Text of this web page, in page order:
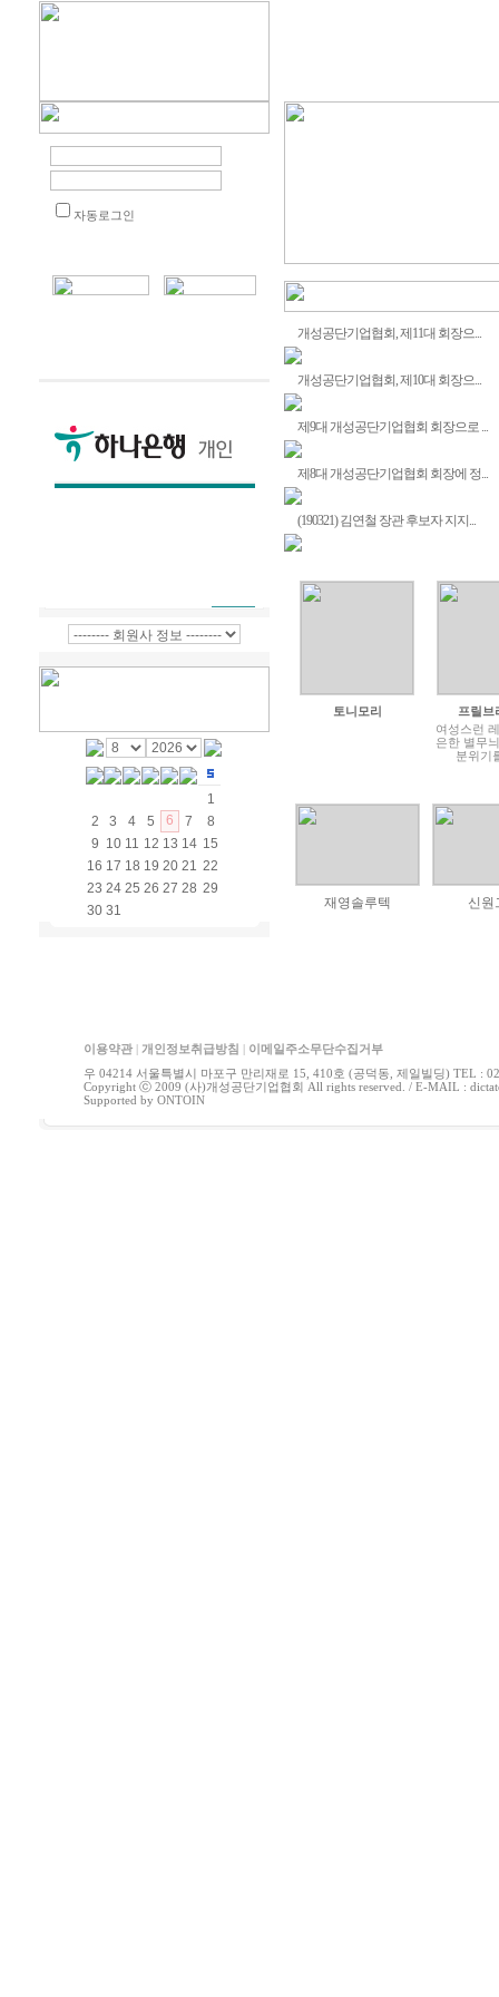
자동로그인
1
2
3 4 5 6 7
8
9 10 11 12 13 14 15
16 17 18 19 20 21 22
23 24 25 26 27 28 29
30 31
개성공단기업협회, 제11대 회장으...
개성공단기업협회, 제10대 회장으...
제9대 개성공단기업협회 회장으로 ...
제8대 개성공단기업협회 회장에 정...
(190321) 김연철 장관 후보자 지지...
토니모리 프릴브
여성스런
은한 별무
분위기
재영솔루텍 신원
이용약관 개인정보취급방침
이메일주소무단수집거부
우 04214 서울특별시 마포구 만리재로 15, 410호 (공덕동, 제일빌딩) TEL :
Copyright ⓒ 2009 (사)개성공단기업협회 All rights reserved. / E-MAIL :
Supported by ONTOIN